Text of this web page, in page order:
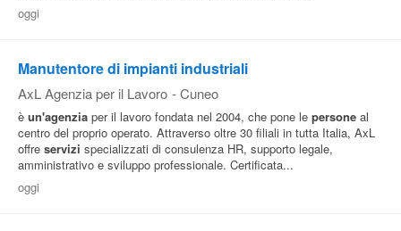
oggi
Manutentore di impianti industriali
AxL Agenzia per il Lavoro - Cuneo
è un'agenzia per il lavoro fondata nel 2004, che pone le persone al
centro del proprio operato. Attraverso oltre 30 filiali in tutta Italia, AxL
offre servizi specializzati di consulenza HR, supporto legale,
amministrativo e sviluppo professionale. Certificata...
oggi